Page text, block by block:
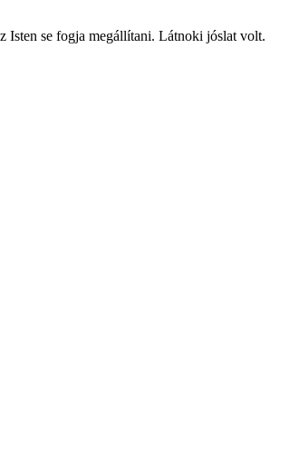
se fogja megállítani. Látnoki jóslat volt.